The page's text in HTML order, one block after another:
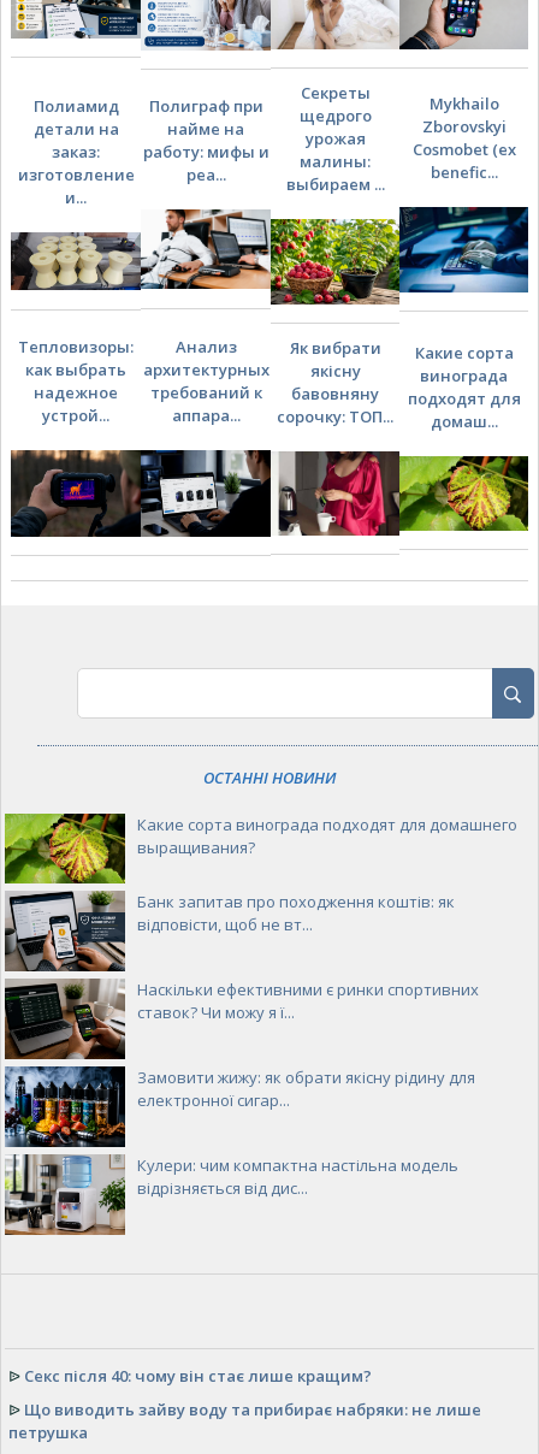
Полиамид
детали на
заказ:
изготовление
и...
Полиграф при
найме на
работу: мифы и
реа...
Секреты
щедрого
урожая
малины:
выбираем ...
Mykhailo
Zborovskyi
Cosmobet (ex
benefic...
Тепловизоры:
как выбрать
надежное
устрой...
Анализ
архитектурных
требований к
аппара...
Як вибрати
якісну
бавовняну
сорочку: ТОП...
Какие сорта
винограда
подходят для
домаш...
ОСТАННІ НОВИНИ
Какие сорта винограда подходят для домашнего
выращивания?
Банк запитав про походження коштів: як
відповісти, щоб не вт...
Наскільки ефективними є ринки спортивних
ставок? Чи можу я ї...
Замовити жижу: як обрати якісну рідину для
електронної сигар...
Кулери: чим компактна настільна модель
відрізняється від дис...
ᐉ Секс після 40: чому він стає лише кращим?
ᐉ Що виводить зайву воду та прибирає набряки: не лише
петрушка